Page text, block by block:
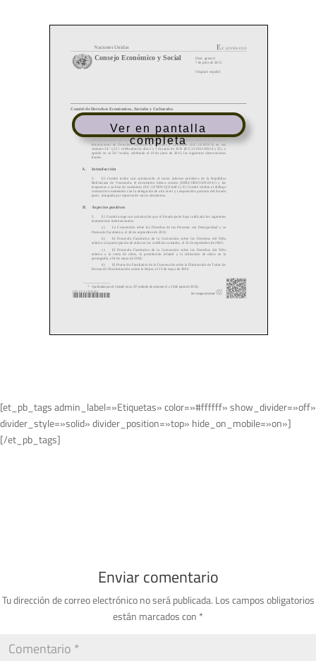
Ver en pantalla
completa
[et_pb_tags admin_label=»Etiquetas» color=»#ffffff» show_divider=»off»
divider_style=»solid» divider_position=»top» hide_on_mobile=»on»]
[/et_pb_tags]
Enviar comentario
Tu dirección de correo electrónico no será publicada. Los campos obligatorios
están marcados con *